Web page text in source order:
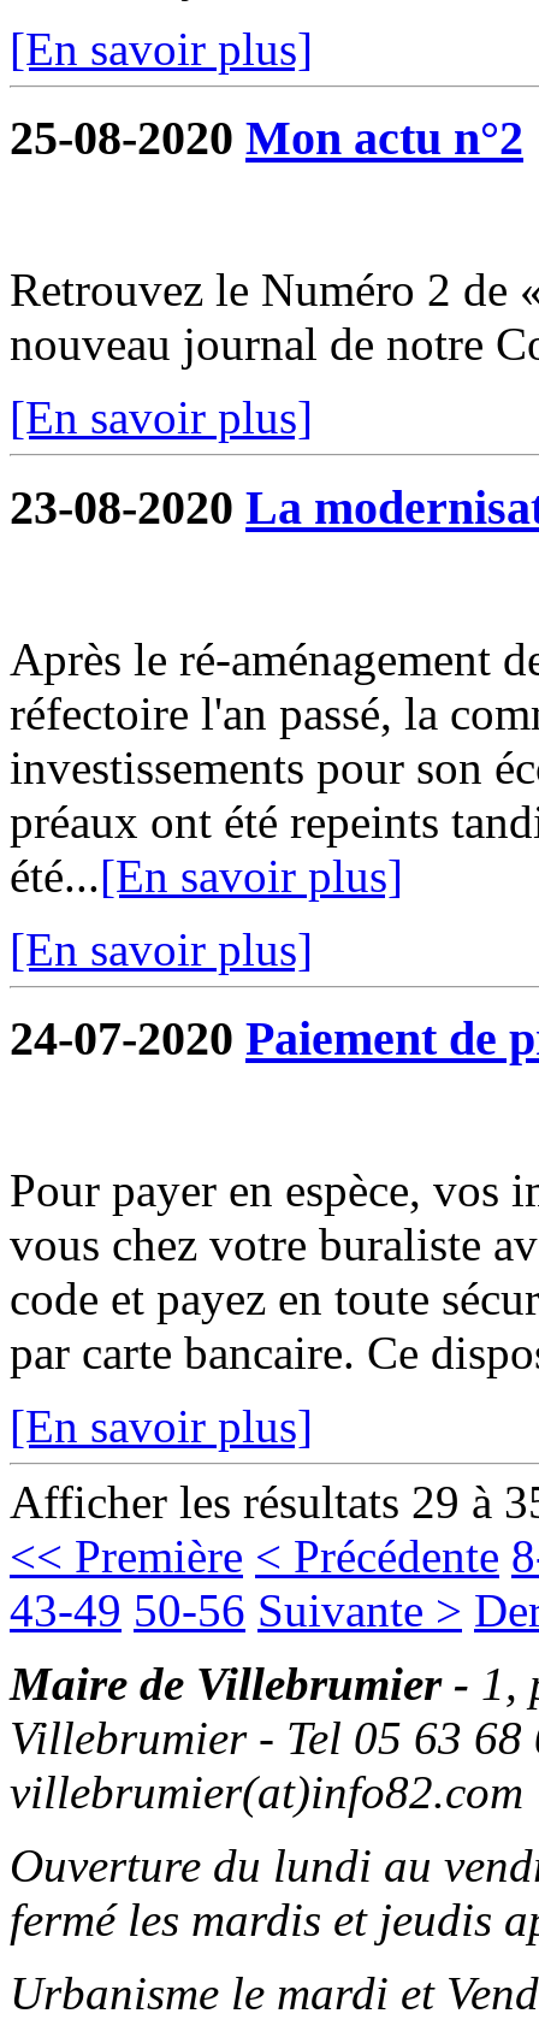
[En savoir plus]
25-08-2020 Mon actu n°2
Retrouvez le Numéro 2 de
nouveau journal de notre
[En savoir plus]
23-08-2020 La
Après le ré-aménagement
réfectoire l'an passé, la
investissements pour son
préaux ont été repeints
été...[En savoir plus]
[En savoir plus]
24-07-2020 Paiement de
Pour payer en espèce, vos
vous chez votre buraliste
code et payez en toute
par carte bancaire. Ce
[En savoir plus]
Afficher les résultats 29 à
<< Première < Précédente
43-49 50-56 Suivante >
Maire de Villebrumier - 1,
Villebrumier - Tel 05 63
villebrumier(at)info82.com
Ouverture du lundi au
fermé les mardis et jeudis
Urbanisme le mardi et